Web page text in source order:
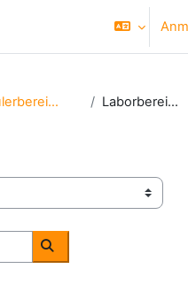
Schülerbereich Laborbereich
Kurse suchen